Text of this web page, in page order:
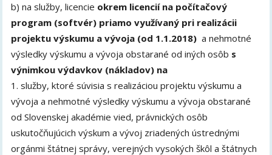
b) na služby, licencie okrem licencií na počítačový
program (softvér) priamo využívaný pri realizácii
projektu výskumu a vývoja (od 1.1.2018) a nehmotné
výsledky výskumu a vývoja obstarané od iných osôb s
výnimkou výdavkov (nákladov) na
1. služby, ktoré súvisia s realizáciou projektu výskumu a
vývoja a nehmotné výsledky výskumu a vývoja obstarané
od Slovenskej akadémie vied, právnických osôb
uskutočňujúcich výskum a vývoj zriadených ústrednými
orgánmi štátnej správy, verejných vysokých škôl a štátnych